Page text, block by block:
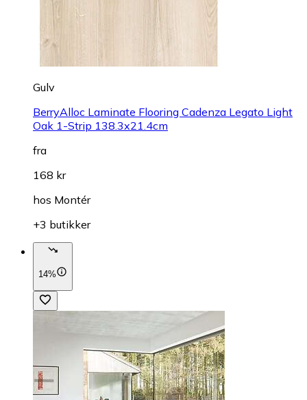
Gulv
BerryAlloc Laminate Flooring Cadenza Legato Light
Oak 1-Strip 138.3x21.4cm
fra
168 kr
hos Montér
+3 butikker
14%